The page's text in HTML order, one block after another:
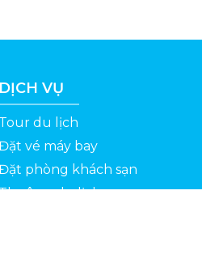
DỊCH VỤ
Tour du lịch
vé máy bay
phòng khách sạn
xe du lịch